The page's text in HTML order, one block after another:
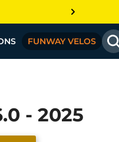
FUNWAY VELOS
- 2025